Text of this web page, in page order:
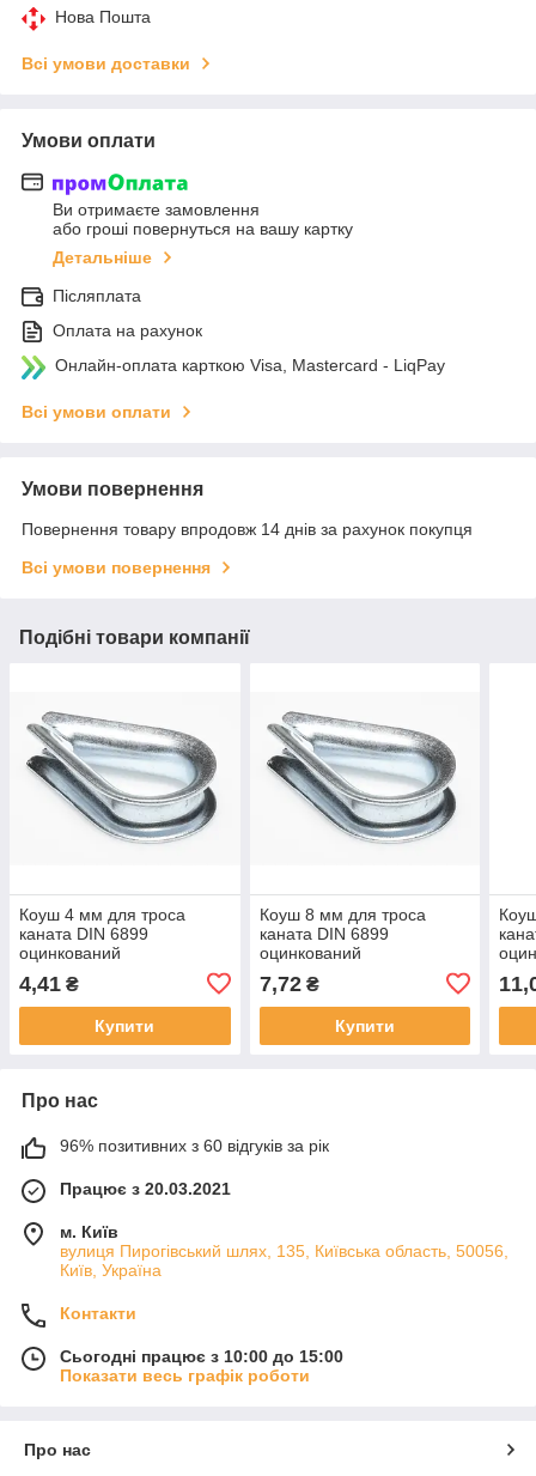
Нова Пошта
Всі умови доставки
Умови оплати
Ви отримаєте замовлення
або гроші повернуться на вашу картку
Детальніше
Післяплата
Оплата на рахунок
Онлайн-оплата карткою Visa, Mastercard - LiqPay
Всі умови оплати
Умови повернення
Повернення товару впродовж 14 днів за рахунок покупця
Всі умови повернення
Подібні товари компанії
Коуш 4 мм для троса
каната DIN 6899
оцинкований
4,41 ₴
Купити
Коуш 8 мм для троса
каната DIN 6899
оцинкований
7,72₴
Купити
Про нас
96% позитивних з 60 відгуків за рік
Працює з 20.03.2021
м. Київ
вулиця Пирогівський шлях, 135, Київська область, 50056,
Київ, Україна
Контакти
Сьогодні працює з 10:00 до 15:00
Показати весь графік роботи
Про нас